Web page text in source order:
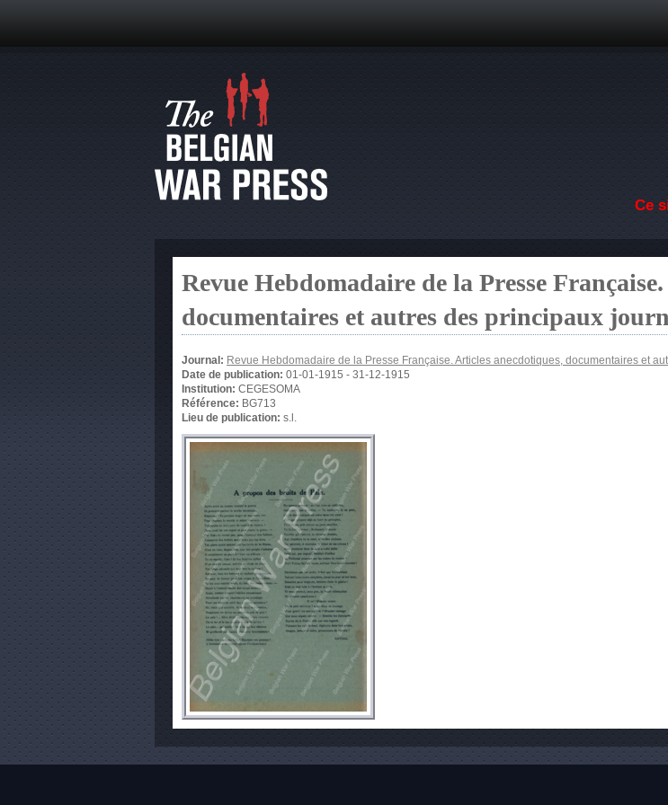
Ce
Revue Hebdomadaire de la Presse
documentaires et autres des principaux
Journal: Revue Hebdomadaire de la Presse Française. Articles anecdotiques, documentaires et
Date de publication: 01-01-1915 - 31-12-1915
Institution: CEGESOMA
Référence: BG713
Lieu de publication: s.l.